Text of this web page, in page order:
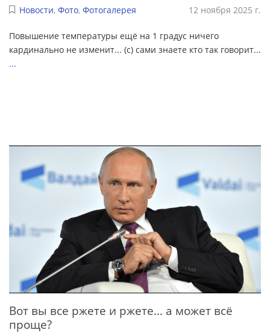
Новости, Фото, Фотогалерея 12 ноября 2025 г.
Повышение температуры ещё на 1 градус ничего
кардинально не изменит... (с) сами знаете кто так говорит...
...
Вот вы все ржете и ржете... а может всё
проще?